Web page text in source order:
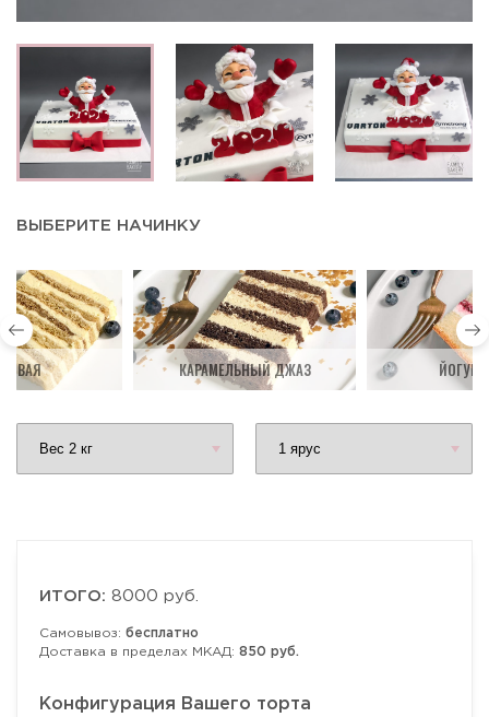
ВЫБЕРИТЕ НАЧИНКУ
КАРАМЕЛЬНЫЙ ДЖАЗ
ИТОГО: 8000 руб.
Самовывоз: бесплатно
Доставка в пределах МКАД: 850 руб.
Конфигурация Вашего торта